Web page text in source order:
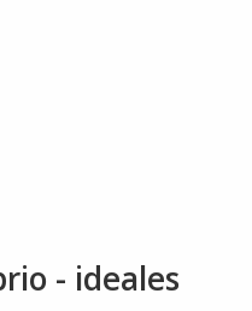
- ideales